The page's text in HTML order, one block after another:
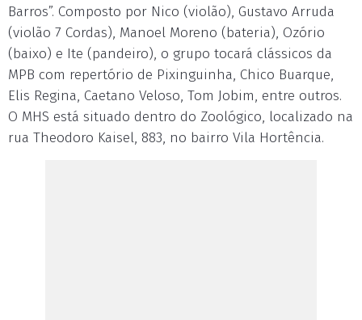
Barros”. Composto por Nico (violão), Gustavo Arruda
(violão 7 Cordas), Manoel Moreno (bateria), Ozório
(baixo) e Ite (pandeiro), o grupo tocará clássicos da
MPB com repertório de Pixinguinha, Chico Buarque,
Elis Regina, Caetano Veloso, Tom Jobim, entre outros.
O MHS está situado dentro do Zoológico, localizado na
rua Theodoro Kaisel, 883, no bairro Vila Hortência.